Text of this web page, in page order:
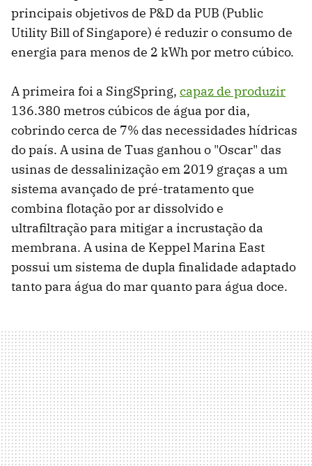
principais objetivos de P&D da PUB (Public
Utility Bill of Singapore) é reduzir o consumo de
energia para menos de 2 kWh por metro cúbico.
A primeira foi a SingSpring, capaz de produzir
136.380 metros cúbicos de água por dia,
cobrindo cerca de 7% das necessidades hídricas
do país. A usina de Tuas ganhou o "Oscar" das
usinas de dessalinização em 2019 graças a um
sistema avançado de pré-tratamento que
combina flotação por ar dissolvido e
ultrafiltração para mitigar a incrustação da
membrana. A usina de Keppel Marina East
possui um sistema de dupla finalidade adaptado
tanto para água do mar quanto para água doce.